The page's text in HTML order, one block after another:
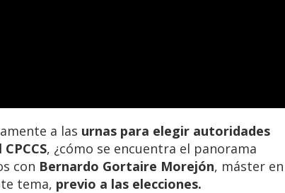
a las urnas para elegir autoridades
, ¿cómo se encuentra el panorama
con Bernardo Gortaire Morejón, máster en
tema, previo a las elecciones.